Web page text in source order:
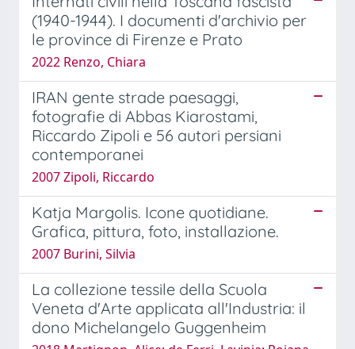
(1940-1944). I documenti d'archivio per
le province di Firenze e Prato
2022 Renzo, Chiara
IRAN gente strade paesaggi,
fotografie di Abbas Kiarostami,
Riccardo Zipoli e 56 autori persiani
contemporanei
2007 Zipoli, Riccardo
Katja Margolis. Icone quotidiane.
Grafica, pittura, foto, installazione.
2007 Burini, Silvia
La collezione tessile della Scuola
Veneta d'Arte applicata all'Industria: il
dono Michelangelo Guggenheim